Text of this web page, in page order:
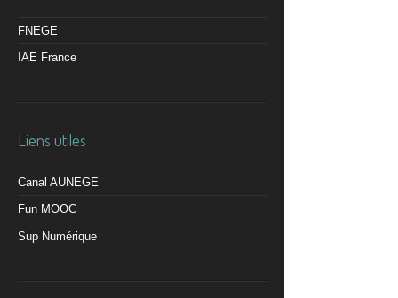
FNEGE
IAE France
Liens utiles
Canal AUNEGE
Fun MOOC
Sup Numérique